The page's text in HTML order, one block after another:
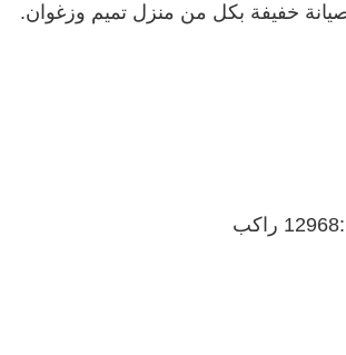
خفيفة بكل من منزل تميم وزغوان.